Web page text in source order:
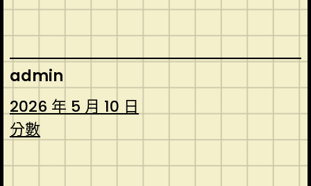
admin
2026 年 5 月 10 日
分數